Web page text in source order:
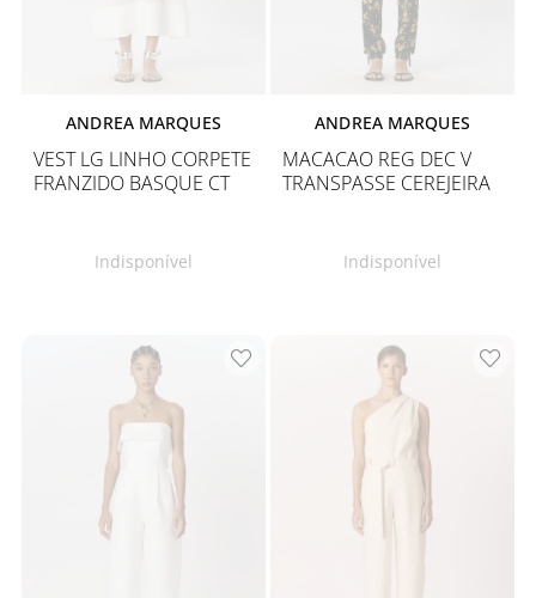
ANDREA MARQUES
VEST LG LINHO CORPETE
FRANZIDO BASQUE CT
Indisponível
ANDREA MARQUES
MACACAO REG DEC V
TRANSPASSE CEREJEIRA
Indisponível